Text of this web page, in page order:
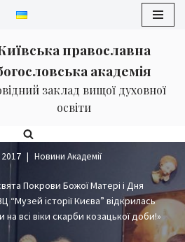
православна
академія
заклад вищої духовної
освіти
Новини Академії
Покрови Божої Матері і Дня
“Музей історії Києва” відкрилась
всі віки скарби козацької доби!»